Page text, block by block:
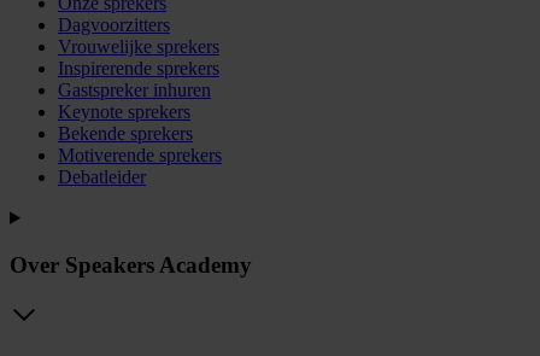
Dagvoorzitters
Vrouwelijke sprekers
Inspirerende sprekers
Gastspreker inhuren
Keynote sprekers
Bekende sprekers
Motiverende sprekers
Debatleider
Over Speakers Academy